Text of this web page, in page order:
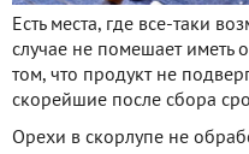
Есть места, где все-таки
случае не помешает иметь
том, что продукт не
скорейшие после сбора
Орехи в скорлупе не